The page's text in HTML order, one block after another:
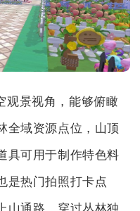
观景视角，能够俯瞰
全域资源点位，山顶
具可用于制作特色料
是热门拍照打卡点